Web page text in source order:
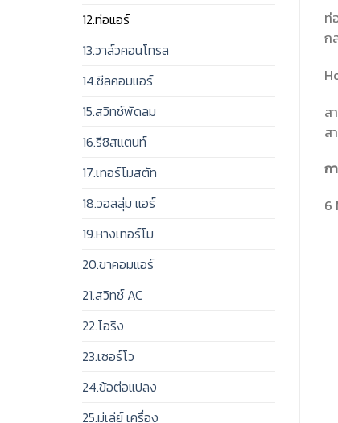
12.ท่อแอร์
13.วาล์วคอนโทรล
14.ซีลคอมแอร์
15.สวิทช์พัดลม
16.รีซิสแตนท์
17.เทอร์โมสตัท
18.วอลลุ่ม แอร์
19.หางเทอร์โม
20.ขาคอมแอร์
21.สวิทช์ AC
22.โอริง
23.เซอร์โว
24.ข้อต่อแปลง
25.มู่เล่ย์ เครื่อง
ท่
ก
ส
ส
ก
6